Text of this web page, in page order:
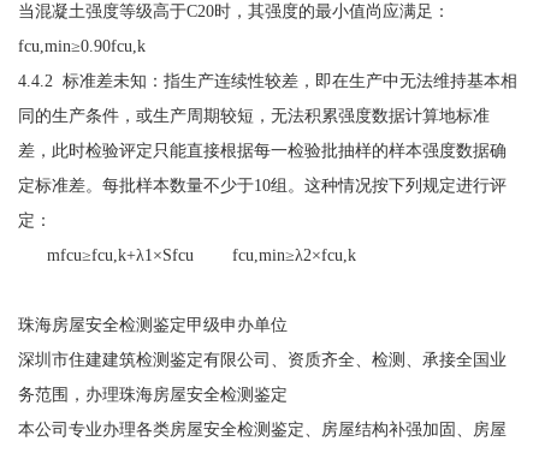
当混凝土强度等级高于C20时，其强度的最小值尚应满足：
fcu,min≥0.90fcu,k
4.4.2 标准差未知：指生产连续性较差，即在生产中无法维持基本相
同的生产条件，或生产周期较短，无法积累强度数据计算地标准
差，此时检验评定只能直接根据每一检验批抽样的样本强度数据确
定标准差。每批样本数量不少于10组。这种情况按下列规定进行评
定：
mfcu≥fcu,k+λ1×Sfcu fcu,min≥λ2×fcu,k
珠海房屋安全检测鉴定甲级申办单位
深圳市住建建筑检测鉴定有限公司、资质齐全、检测、承接全国业
务范围，办理珠海房屋安全检测鉴定
本公司专业办理各类房屋安全检测鉴定、房屋结构补强加固、房屋